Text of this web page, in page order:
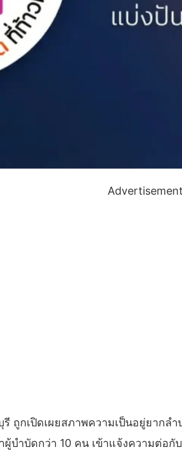
Advertisement
กเปิดเผยสภาพความเป็นอยู่ยากล
บำบัดกว่า 10 คน เข้าแจ้งความต่อ